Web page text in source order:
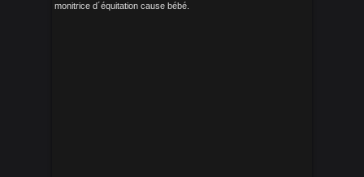
monitrice d´équitation cause bébé.